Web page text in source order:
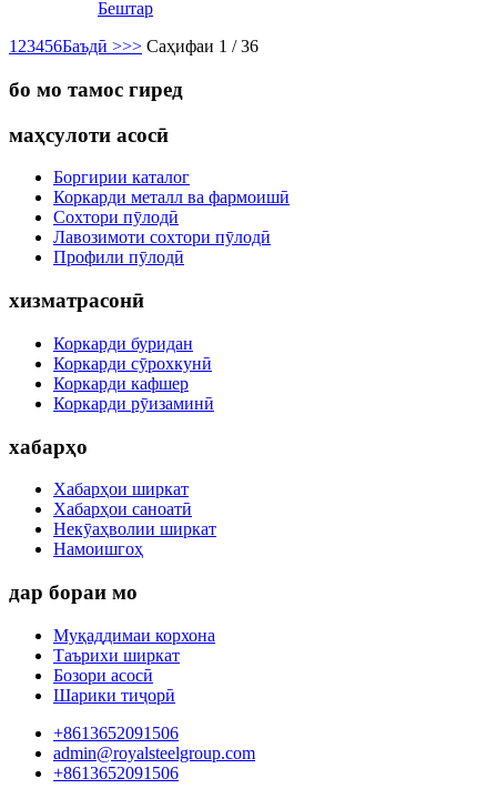
Бештар
1 23456Баъдӣ >>> Саҳифаи 1 / 36
бо мо тамос гиред
маҳсулоти асосӣ
Боргирии каталог
Коркарди металл ва фармоишӣ
Сохтори пӯлодӣ
Лавозимоти сохтори пӯлодӣ
Профили пӯлодӣ
хизматрасонӣ
Коркарди буридан
Коркарди сӯрохкунӣ
Коркарди кафшер
Коркарди рӯизаминӣ
хабарҳо
Хабарҳои ширкат
Хабарҳои саноатӣ
Некӯаҳволии ширкат
Намоишгоҳ
дар бораи мо
Муқаддимаи корхона
Таърихи ширкат
Бозори асосӣ
Шарики тиҷорӣ
+8613652091506
admin@royalsteelgroup.com
+8613652091506